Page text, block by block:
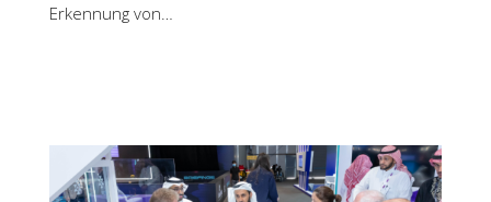
Erkennung von…